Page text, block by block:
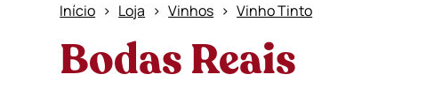
Início Loja Vinhos Vinho Tinto
Bodas Reais